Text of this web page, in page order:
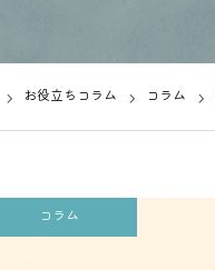
お役立ちコラム コラム
コラム